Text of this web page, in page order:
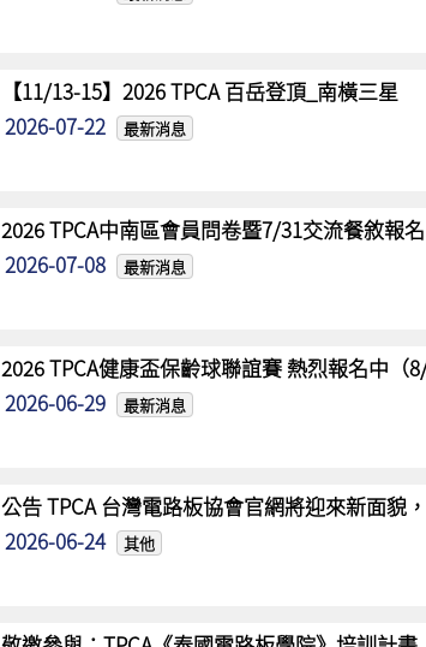
【11/13-15】2026 TPCA 百岳登頂_南橫三星
2026-07-22
最新消息
2026 TPCA中南區會員問卷暨7/31交流餐敘報名
2026-07-08
最新消息
2026 TPCA健康盃保齡球聯誼賽 熱烈報名中（
2026-06-29
最新消息
公告 TPCA 台灣電路板協會官網將迎來新面貌
2026-06-24
其他